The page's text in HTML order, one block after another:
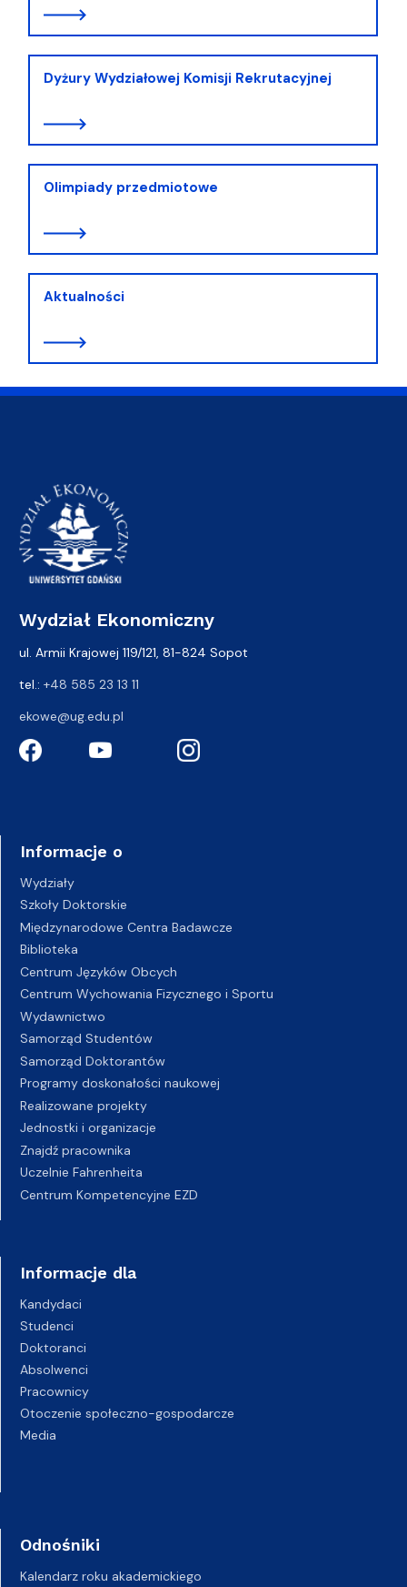
Dyżury Wydziałowej Komisji Rekrutacyjnej
Olimpiady przedmiotowe
Aktualności
Wydział Ekonomiczny
ul. Armii Krajowej 119/121, 81-824 Sopot
tel.: +48 585 23 13 11
ekowe@ug.edu.pl
Informacje o
Wydziały
Szkoły Doktorskie
Międzynarodowe Centra Badawcze
Biblioteka
Centrum Języków Obcych
Centrum Wychowania Fizycznego i Sportu
Wydawnictwo
Samorząd Studentów
Samorząd Doktorantów
Programy doskonałości naukowej
Realizowane projekty
Jednostki i organizacje
Znajdź pracownika
Uczelnie Fahrenheita
Centrum Kompetencyjne EZD
Informacje dla
Kandydaci
Studenci
Doktoranci
Absolwenci
Pracownicy
Otoczenie społeczno-gospodarcze
Media
Odnośniki
Kalendarz roku akademickiego